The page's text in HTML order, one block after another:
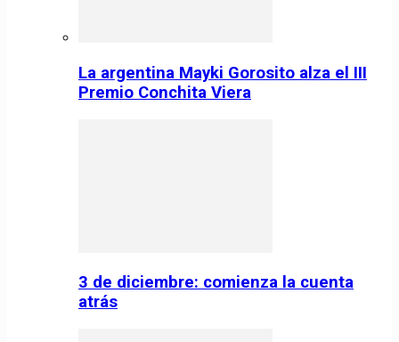
La argentina Mayki Gorosito alza el III
Premio Conchita Viera
3 de diciembre: comienza la cuenta
atrás